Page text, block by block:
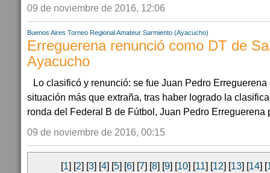
09 de noviembre de 2016, 12:06
Buenos Aires Torneo Regional Amateur Sarmiento (Ayacucho)
Erreguerena renunció como DT de
Ayacucho
Lo clasificó y renunció: se fue Juan Pedro
situación más que extraña, tras haber logrado la
ronda del Federal B de Fútbol, Juan Pedro Erreguerena
09 de noviembre de 2016, 00:15
[1] [2] [3] [4] [5] [6] [7] [8] [9] [10] [11] [12] [13] [14] [